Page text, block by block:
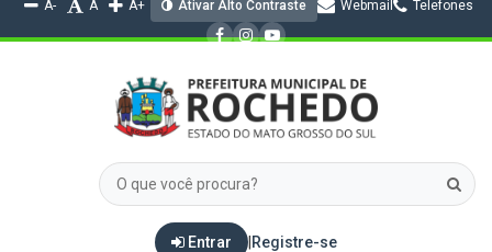
A- A A+ Ativar Alto Contraste Webmail Telefones
Entrar Registre-se